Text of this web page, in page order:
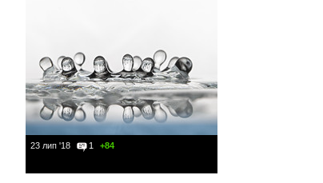
23 лип '18 1 +84